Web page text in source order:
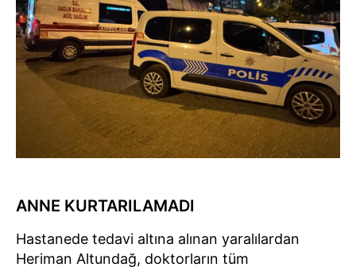
ANNE KURTARILAMADI
Hastanede tedavi altına alınan yaralılardan
Heriman Altundağ, doktorların tüm